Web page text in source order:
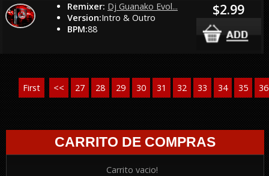
Remixer: Dj Guanako Evol...
Version:Intro & Outro
BPM:88
$2.99
First << 27 28 29 30 31 32 33 34 35 36
CARRITO DE COMPRAS
Carrito vacio!